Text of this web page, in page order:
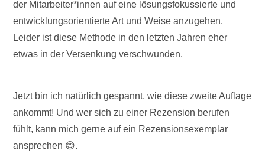
der Mitarbeiter*innen auf eine lösungsfokussierte und
entwicklungsorientierte Art und Weise anzugehen.
Leider ist diese Methode in den letzten Jahren eher
etwas in der Versenkung verschwunden.
Jetzt bin ich natürlich gespannt, wie diese zweite Auflage
ankommt! Und wer sich zu einer Rezension berufen
fühlt, kann mich gerne auf ein Rezensionsexemplar
ansprechen 😊.